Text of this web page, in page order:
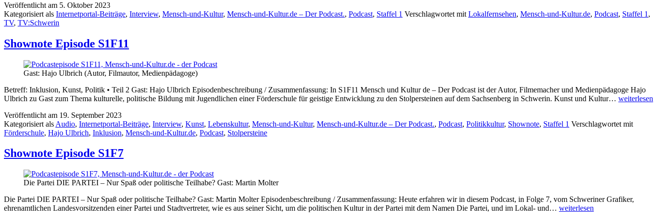
Veröffentlicht am 5. Oktober 2023
Kategorisiert als Internetportal-Beiträge, Interview, Mensch-und-Kultur, Mensch-und-Kultur.de – Der Podcast., Podcast, Staffel 1 Verschlagwortet mit Lokalfernsehen, Mensch-und-Kultur.de, Podcast, Staffel 1 ,
TV, TV:Schwerin
Shownote Episode S1F11
Gast: Hajo Ulbrich (Autor, Filmautor, Medienpädagoge)
Betreff: Inklusion, Kunst, Politik • Teil 2 Gast: Hajo Ulbrich Episodenbeschreibung / Zusammenfassung: In S1F11 Mensch und Kultur de – Der Podcast ist der Autor, Filmemacher und Medienpädagoge Hajo
Ulbrich zu Gast zum Thema kulturelle, politische Bildung mit Jugendlichen einer Förderschule für geistige Entwicklung zu den Stolpersteinen auf dem Sachsenberg in Schwerin. Kunst und Kultur… Shownote
weiterlesen
Veröffentlicht am 19. September 2023
Kategorisiert als Audio, Internetportal-Beiträge, Interview, Kunst, Lebenskultur, Mensch-und-Kultur, Mensch-und-Kultur.de – Der Podcast., Podcast, Politikkultur, Shownote, Staffel 1 Verschlagwortet mit
Förderschule, Hajo Ulbrich, Inklusion, Mensch-und-Kultur.de, Podcast, Stolpersteine
Shownote Episode S1F7
Die Partei DIE PARTEI – Nur Spaß oder politische Teilhabe? Gast: Martin Molter
Die Partei DIE PARTEI – Nur Spaß oder politische Teilhabe? Gast: Martin Molter Episodenbeschreibung / Zusammenfassung: Heute erfahren wir in diesem Podcast, in Folge 7, vom Schweriner Grafiker,
ehrenamtlichen Landesvorsitzenden einer Partei und Stadtvertreter, wie es aus seiner Sicht, um die politischen Kultur in der Partei mit dem Namen Die Partei, und im Lokal- und… Shownote
weiterlesen